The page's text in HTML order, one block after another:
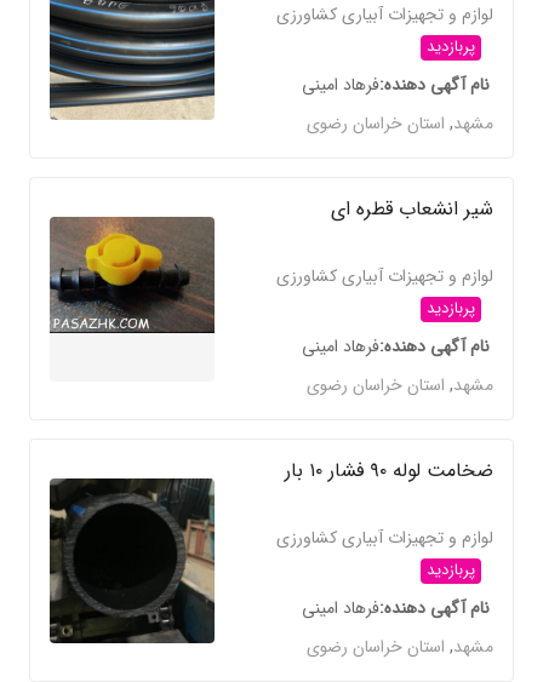
لوازم و تجهیزات آبیاری کشاورزی
پربازدید
نام آگهی دهندهفرهاد امینی
مشهد,استان خراسان رضوی
شیر انشعاب قطره ای
لوازم و تجهیزات آبیاری کشاورزی
پربازدید
نام آگهی دهندهفرهاد امینی
مشهد,استان خراسان رضوی
ضخامت لوله ۹۰ فشار ۱۰ بار
لوازم و تجهیزات آبیاری کشاورزی
پربازدید
نام آگهی دهندهفرهاد امینی
مشهد,استان خراسان رضوی